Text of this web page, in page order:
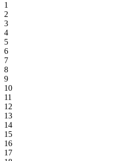
1
2
3
4
5
6
7
8
9
10
11
12
13
14
15
16
17